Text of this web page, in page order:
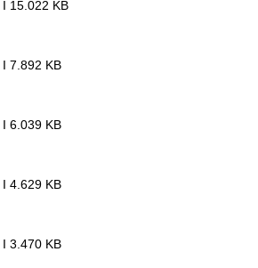
I 15.022 KB
I 7.892 KB
I 6.039 KB
I 4.629 KB
I 3.470 KB